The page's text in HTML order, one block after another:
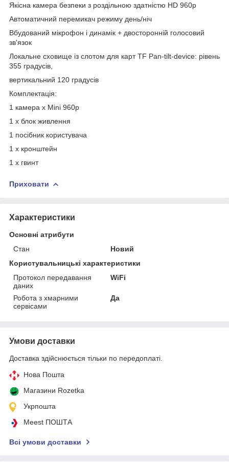
Якісна камера безпеки з роздільною здатністю HD 960p
Автоматичний перемикач режиму день/ніч
Вбудований мікрофон і динамік + двосторонній голосовий
зв'язок
Локальне сховище із слотом для карт TF Pan-tilt-device: рівень
355 градусів,
вертикальний 120 градусів
Комплектація:
1 камера x Mini 960p
1 x блок живлення
1 посібник користувача
1 х кронштейн
1 х гвинт
Приховати
Характеристики
Основні атрибути
Стан
Новий
Користувальницькі характеристики
Протокол передавання
даних
WiFi
Робота з хмарними
сервісами
Да
Умови доставки
Доставка здійснюється тільки по передоплаті.
Нова Пошта
Магазини Rozetka
Укрпошта
Meest ПОШТА
Всі умови доставки